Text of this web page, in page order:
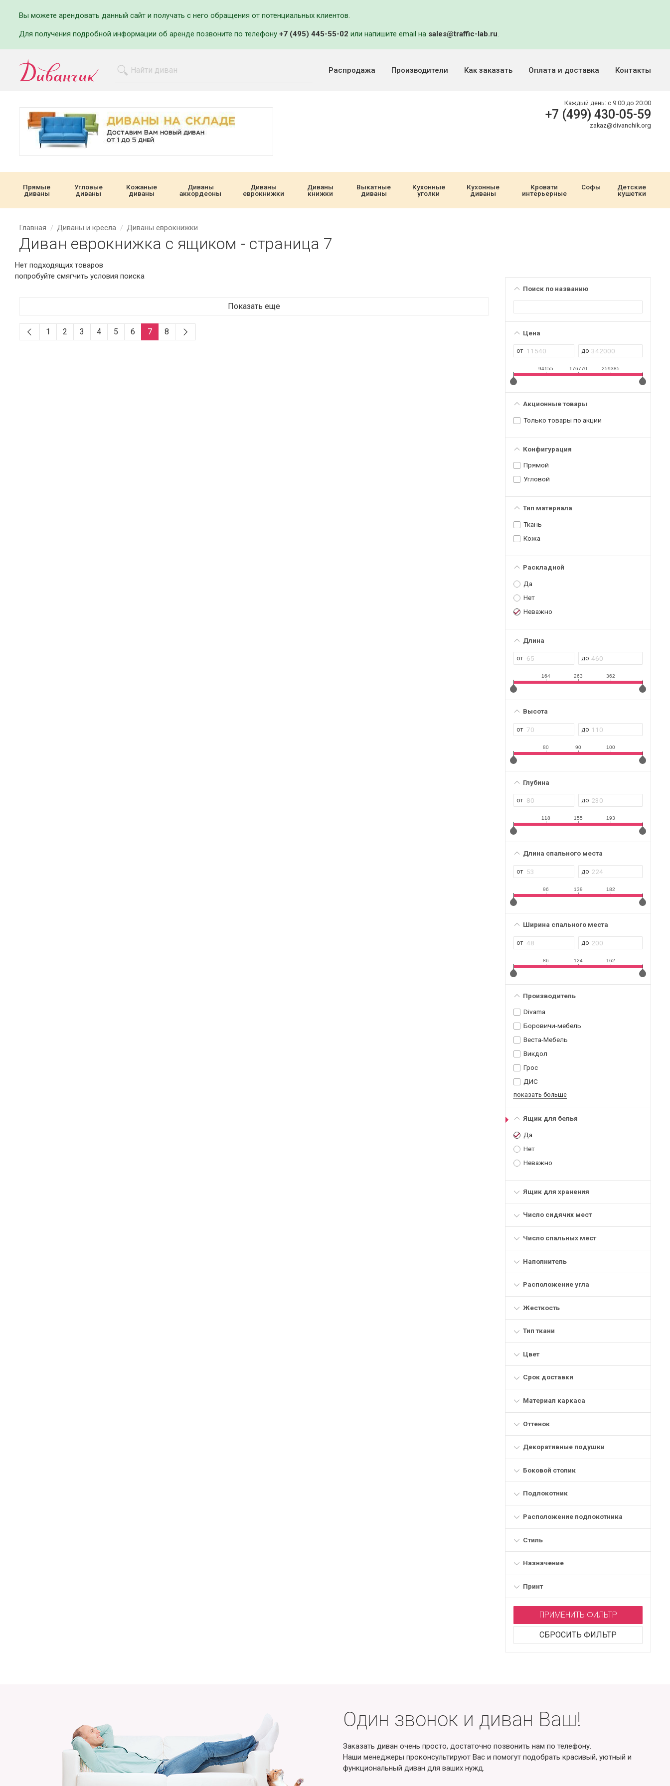
Вы можете арендовать данный сайт и получать с него обращения от потенциальных клиентов.
Для получения подробной информации об аренде позвоните по телефону +7 (495) 445-55-02 или напишите email на sales@traffic-lab.ru.
Распродажа Производители Как заказать Оплата и доставка Контакты
Каждый день: с 9:00 до 20:00
+7 (499) 430-05-59
zakaz@divanchik.org
Прямые
диваны
Угловые
диваны
Кожаные
диваны
Диваны
аккордеоны
Диваны
еврокнижки
Диваны
книжки
Выкатные
диваны
Кухонные
уголки
Кухонные
диваны
Кровати
интерьерные
Софы
Детские
кушетки
Главная Диваны и кресла Диваны еврокнижки
Диван еврокнижка с ящиком - страница 7
Поиск по названию
Цена
94155 176770 259385
Акционные товары
Только товары по акции
Конфигурация
Прямой
Угловой
Тип материала
Ткань
Кожа
Раскладной
Да
Нет
Неважно
Длина
164 263 362
Высота
80 90 100
Глубина
118 155 193
Длина спального места
96 139 182
Ширина спального места
86 124 162
Производитель
Divama
Боровичи-мебель
Веста-Мебель
Викдол
Грос
ДИС
показать больше
Ящик для белья
Да
Нет
Неважно
Ящик для хранения
Число сидячих мест
Число спальных мест
Наполнитель
Расположение угла
Жесткость
Тип ткани
Цвет
Срок доставки
Материал каркаса
Оттенок
Декоративные подушки
Боковой столик
Подлокотник
Расположение подлокотника
Стиль
Назначение
Принт
ПРИМЕНИТЬ ФИЛЬТР
СБРОСИТЬ ФИЛЬТР
Нет подходящих товаров
попробуйте смягчить условия поиска
Показать еще
1 2 3 4 5 6 7 8
Один звонок и диван Ваш!
Заказать диван очень просто, достаточно позвонить нам по телефону.
Наши менеджеры проконсультируют Вас и помогут подобрать красивый, уютный и
функциональный диван для ваших нужд.